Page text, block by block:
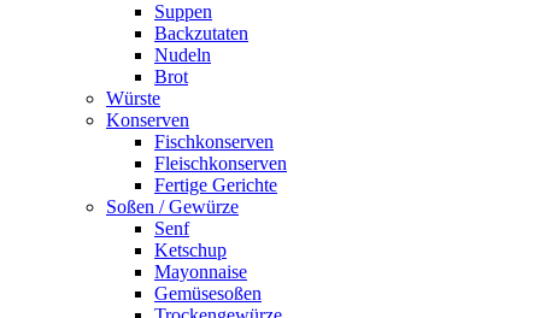
Suppen
Backzutaten
Nudeln
Brot
Würste
Konserven
Fischkonserven
Fleischkonserven
Fertige Gerichte
Soßen / Gewürze
Senf
Ketschup
Mayonnaise
Gemüsesoßen